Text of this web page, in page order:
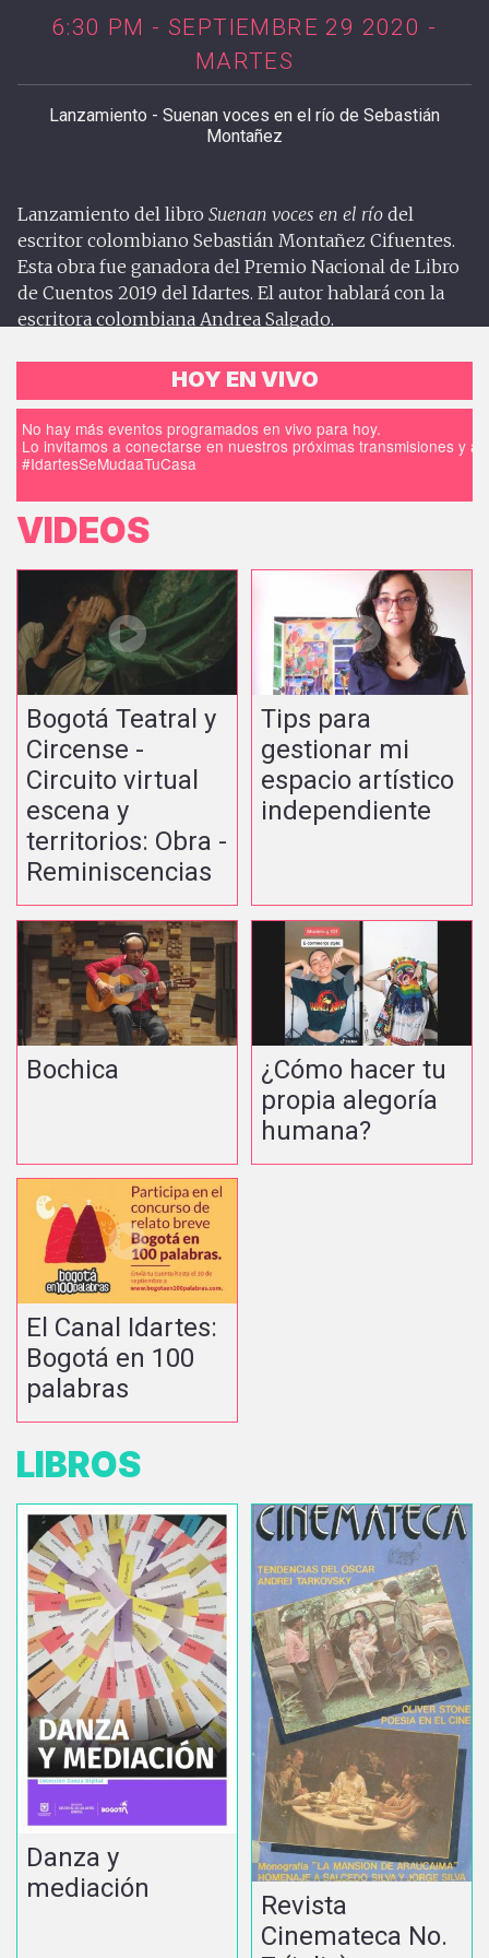
6:30 PM - SEPTIEMBRE 29 2020 -
MARTES
Lanzamiento - Suenan voces en el río de Sebastián
Montañez
Lanzamiento del libro Suenan voces en el río del
escritor colombiano Sebastián Montañez Cifuentes.
Esta obra fue ganadora del Premio Nacional de Libro
de Cuentos 2019 del Idartes. El autor hablará con la
escritora colombiana Andrea Salgado.
HOY EN VIVO
No hay más eventos programados en vivo para hoy.
Lo invitamos a conectarse en nuestros próximas transmisiones y
#IdartesSeMudaaTuCasa
VIDEOS
Bogotá Teatral y
Circense -
Circuito virtual
escena y
territorios: Obra -
Reminiscencias
Tips para
gestionar mi
espacio artístico
independiente
Bochica
¿Cómo hacer tu
propia alegoría
humana?
El Canal Idartes:
Bogotá en 100
palabras
LIBROS
Danza y
mediación
Revista
Cinemateca No.